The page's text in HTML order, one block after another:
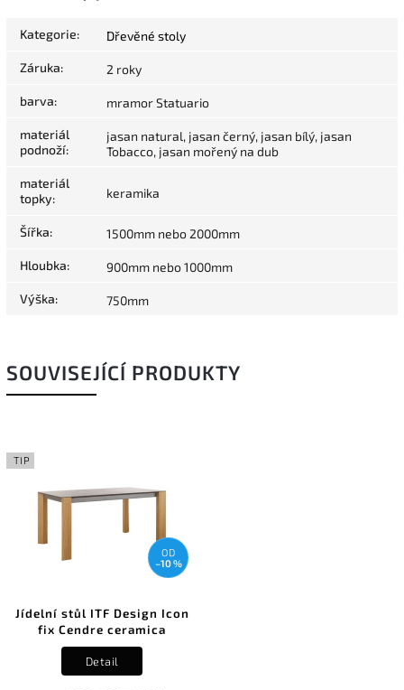
Kategorie: Dřevěné stoly
Záruka: 2 roky
barva: mramor Statuario
materiál
podnoží:
jasan natural, jasan černý, jasan bílý, jasan
Tobacco, jasan mořený na dub
materiál
topky: keramika
Šířka: 1500mm nebo 2000mm
Hloubka: 900mm nebo 1000mm
Výška: 750mm
SOUVISEJÍCÍ PRODUKTY
TIP
OD
–10 %
Jídelní stůl ITF Design Icon
fix Cendre ceramica
Detail